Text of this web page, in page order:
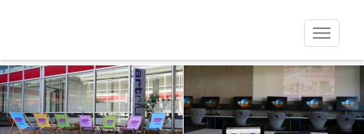
Inhalt